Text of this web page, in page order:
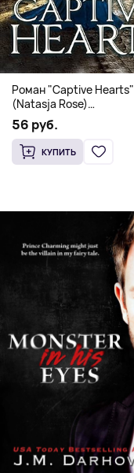
Роман "Captive Hearts"
(Natasja Rose)
Романтическое фэнтези
56 руб.
КУПИТЬ